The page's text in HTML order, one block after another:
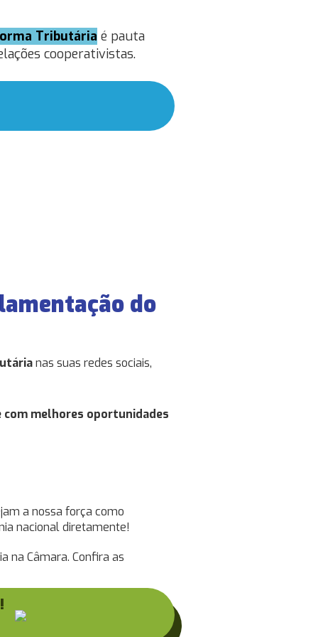
Tributária é pauta
cooperativistas.
do
nas suas redes sociais,
com melhores oportunidades
a nossa força como
nacional diretamente!
na Câmara. Confira as